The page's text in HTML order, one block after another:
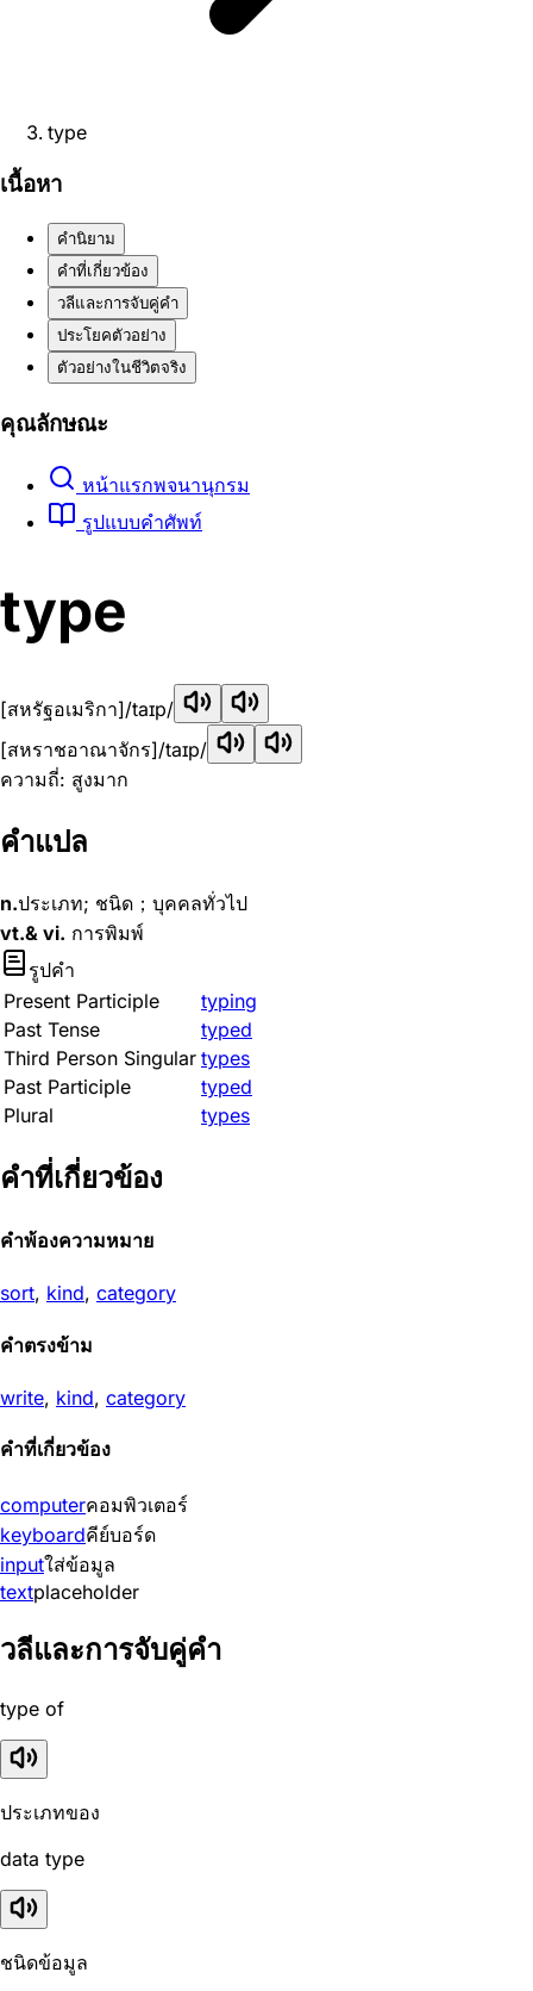
type
เนื้อหา
คำนิยาม
คำที่เกี่ยวข้อง
วลีและการจับคู่คำ
ประโยคตัวอย่าง
ตัวอย่างในชีวิตจริง
คุณลักษณะ
หน้าแรกพจนานุกรม
รูปแบบคำศัพท์
type
[สหรัฐอเมริกา]/taɪp/
[สหราชอาณาจักร]/taɪp/
ความถี่: สูงมาก
คำแปล
n.ประเภท; ชนิด；บุคคลทั่วไป
vt.& vi. การพิมพ์
รูปคำ
Present Participle
typing
Past Tense
typed
Third Person Singular types
Past Participle
typed
Plural
types
คำที่เกี่ยวข้อง
คำพ้องความหมาย
sort, kind, category
คำตรงข้าม
write, kind, category
คำที่เกี่ยวข้อง
computerคอมพิวเตอร์
keyboardคีย์บอร์ด
inputใส่ข้อมูล
textplaceholder
วลีและการจับคู่คำ
type of
ประเภทของ
data type
ชนิดข้อมูล